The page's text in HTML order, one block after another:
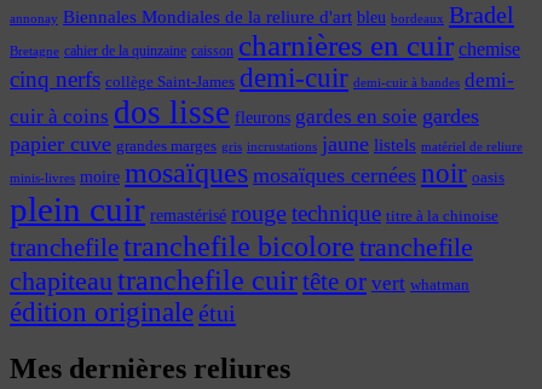
annonay Biennales Mondiales de la reliure d'art bleu bordeaux Bradel
Bretagne cahier de la quinzaine caisson charnières en cuir chemise
cinq nerfs collège Saint-James demi-cuir demi-cuir à bandes demi-
cuir à coins dos lisse fleurons gardes en soie gardes
papier cuve grandes marges gris incrustations jaune listels matériel de reliure
minis-livres moire mosaïques mosaïques cernées noir oasis
plein cuir remastérisé rougetechnique titre à la chinoise
tranchefiletranchefile bicolore tranchefile
chapiteautranchefile cuirtête or vert whatman
édition originaleétui
Mes dernières reliures